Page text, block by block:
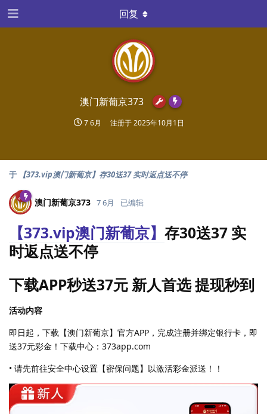
澳门新葡京373
7 6月 注册于2025年10月1日
回复
于 【373.vip澳门新葡京】存30送37 实时返点送不停
澳门新葡京373 7 6月 已编辑
【373.vip澳门新葡京】 存30送37 实
时返点送不停
下载APP秒送37元 新人首选 提现秒到
活动内容
即日起，下载【澳门新葡京】官方APP，完成注册并绑定银行卡，即
送37元彩金！下载中心：373app.com
• 请先前往安全中心设置【密保问题】以激活彩金派送！！